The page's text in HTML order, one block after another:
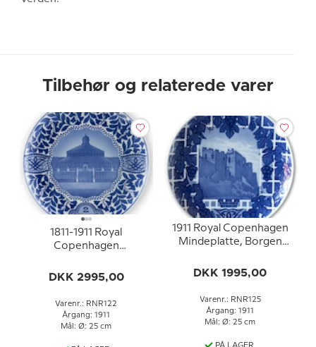
Tilbehør og relaterede varer
1811-1911 Royal
Copenhagen
Palmehuset i Botanisk
DKK 2995,00
Varenr.: RNR122
Årgang: 1911
Mål: Ø: 25 cm
1911 Royal Copenhagen
Mindeplatte, Borgen
DKK 1995,00
Varenr.: RNR125
Årgang: 1911
Mål: Ø: 25 cm